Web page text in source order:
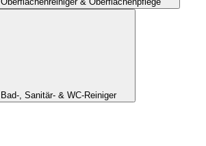
Bad-, Sanitär- & WC-Reiniger